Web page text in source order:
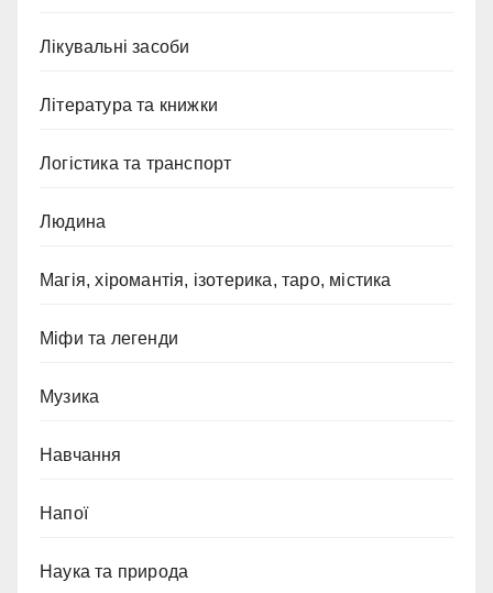
Лікувальні засоби
Література та книжки
Логістика та транспорт
Людина
Магія, хіромантія, ізотерика, таро, містика
Міфи та легенди
Музика
Навчання
Напої
Наука та природа